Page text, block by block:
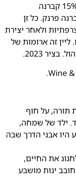
היין הינו בלנד יחודי המורכב מ-50% מרלו, 15% קברנה
סירה, 10% פטי וורדו, 10% קברנה פרנק. כל זן
ולאחר יצירת
זה ארומות של
תורה, על חוף
ילד של שמחה,
היו אבני הדרך שבה
את החיים,
ינות מושבע